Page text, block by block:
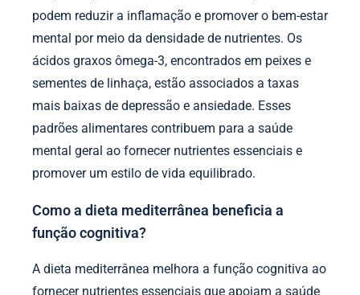
podem reduzir a inflamação e promover o bem-estar
mental por meio da densidade de nutrientes. Os
ácidos graxos ômega-3, encontrados em peixes e
sementes de linhaça, estão associados a taxas
mais baixas de depressão e ansiedade. Esses
padrões alimentares contribuem para a saúde
mental geral ao fornecer nutrientes essenciais e
promover um estilo de vida equilibrado.
Como a dieta mediterrânea beneficia a
função cognitiva?
A dieta mediterrânea melhora a função cognitiva ao
fornecer nutrientes essenciais que apoiam a saúde